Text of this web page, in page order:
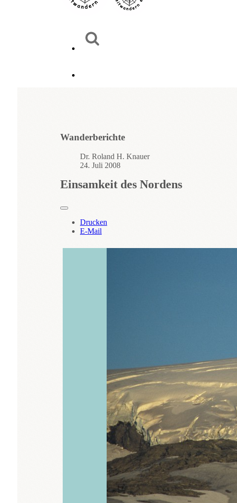
Wanderberichte
Dr. Roland H. Knauer
24. Juli 2008
Einsamkeit des Nordens
Drucken
E-Mail